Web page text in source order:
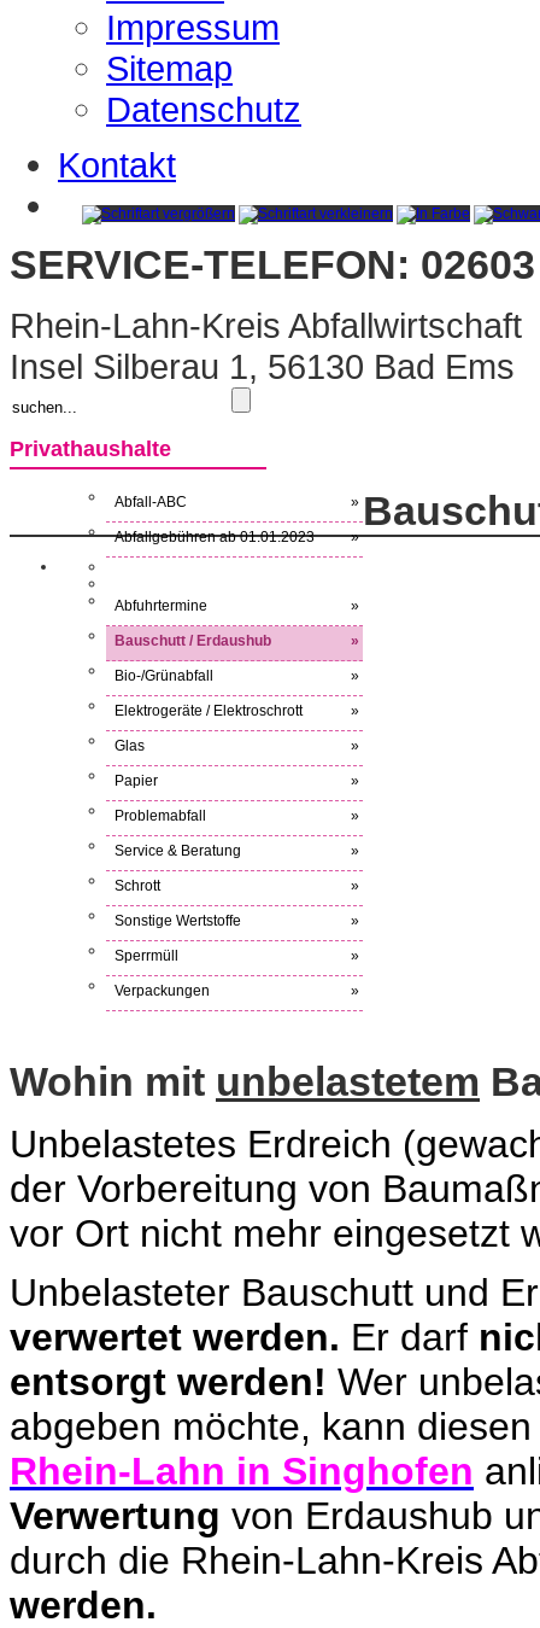
Impressum
Sitemap
Datenschutz
Kontakt
SERVICE-TELEFON:
Rhein-Lahn-Kreis Abfallwirtschaft
Insel Silberau 1, 56130 Bad Ems
Privathaushalte
Abfall-ABC »
Abfallgebühren ab 01.01.2023 »
Abfuhrtermine »
Bauschutt / Erdaushub »
Bio-/Grünabfall »
Elektrogeräte / Elektroschrott »
Glas »
Papier »
Problemabfall »
Service & Beratung »
Schrott »
Sonstige Wertstoffe »
Sperrmüll »
Verpackungen »
Wohin mit unbelastetem
Unbelastetes Erdreich
der Vorbereitung von
vor Ort nicht mehr eingesetzt
Unbelasteter Bauschutt und
verwertet werden. Er darf
entsorgt werden! Wer
abgeben möchte, kann
Rhein-Lahn in Singhofen
Verwertung von Erdaushub
durch die Rhein-Lahn-Kreis
werden.